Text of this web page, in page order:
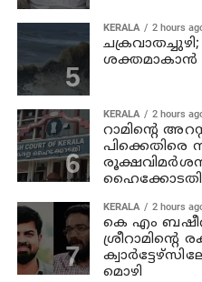
KERALA 2 hours
ശക്തമാകാന്‍
KERALA 2 hours
റാമിന്റെ
ഹൈക്കോടതി
KERALA 2 hours
കെ എം
മൊഴി